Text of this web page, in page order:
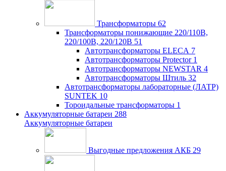
Трансформаторы 62
Трансформаторы понижающие 220/110В,
220/100В, 220/120В 51
Автотрансформаторы ELECA 7
Автотрансформаторы Protector 1
Автотрансформаторы NEWSTAR 4
Автотрансформаторы Штиль 32
Автотрансформаторы лабораторные (ЛАТР)
SUNTEK 10
Тороидальные трансформаторы 1
Аккумуляторные батареи 288
Аккумуляторные батареи
Выгодные предложения АКБ 29